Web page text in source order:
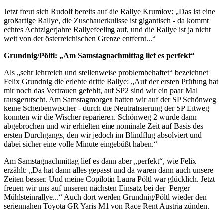
Jetzt freut sich Rudolf bereits auf die Rallye Krumlov: „Das ist eine
großartige Rallye, die Zuschauerkulisse ist gigantisch - da kommt
echtes Achtzigerjahre Rallyefeeling auf, und die Rallye ist ja nicht
weit von der österreichischen Grenze entfernt...“
Grundnig/Pöltl: „Am Samstagnachmittag lief es perfekt“
Als „sehr lehrreich und stellenweise problembehaftet“ bezeichnet
Felix Grundnig die erlebte dritte Rallye: „Auf der ersten Prüfung hat
mir noch das Vertrauen gefehlt, auf SP2 sind wir ein paar Mal
rausgerutscht. Am Samstagmorgen hatten wir auf der SP Schönweg
keine Scheibenwischer - durch die Neutralisierung der SP Eitweg
konnten wir die Wischer reparieren. Schönweg 2 wurde dann
abgebrochen und wir erhielten eine nominale Zeit auf Basis des
ersten Durchgangs, den wir jedoch im Blindflug absolviert und
dabei sicher eine volle Minute eingebüßt haben.“
Am Samstagnachmittag lief es dann aber „perfekt“, wie Felix
erzählt: „Da hat dann alles gepasst und da waren dann auch unsere
Zeiten besser. Und meine Copilotin Laura Pöltl war glücklich. Jetzt
freuen wir uns auf unseren nächsten Einsatz bei der Perger
Mühlsteinrallye...“ Auch dort werden Grundnig/Pöltl wieder den
seriennahen Toyota GR Yaris M1 von Race Rent Austria zünden.